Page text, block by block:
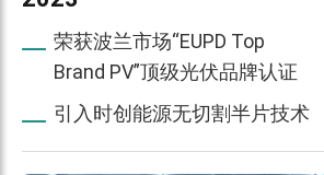
荣获波兰市场“EUPD Top
Brand PV”顶级光伏品牌认证
引入时创能源无切割半片技术